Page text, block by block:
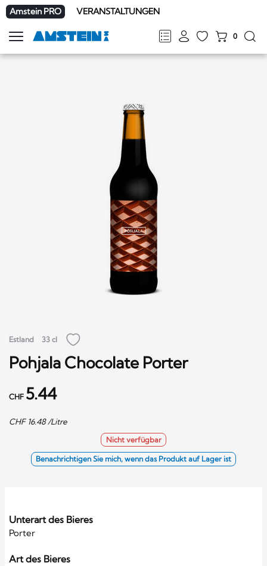
Amstein PRO VERANSTALTUNGEN
FRDEENIT
0
Navigation
zeigen
Estland 33 cl
Pohjala Chocolate Porter
CHF 5.44
CHF 16.48/Litre
Nicht verfügbar
Benachrichtigen Sie mich, wenn das Produkt auf Lager ist
Unterart des Bieres
Porter
Art des Bieres